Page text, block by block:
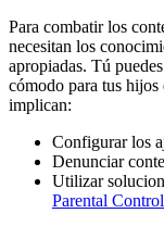
Para combatir los
necesitan los
apropiadas. Tú
cómodo para tus
implican:
Configurar los
Denunciar
Utilizar
Parental Control